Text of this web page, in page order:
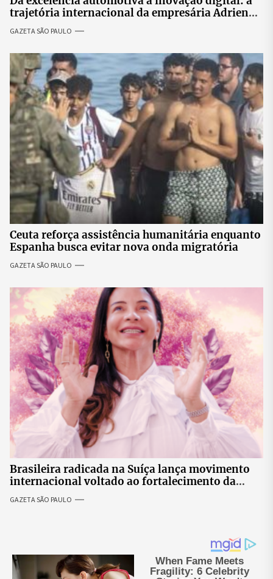
trajetória internacional da empresária Adriene
GAZETA SÃO PAULO
Ceuta reforça assistência humanitária enquanto
Espanha busca evitar nova onda migratória
GAZETA SÃO PAULO
Brasileira radicada na Suíça lança movimento
internacional voltado ao fortalecimento da
identidade feminina
GAZETA SÃO PAULO